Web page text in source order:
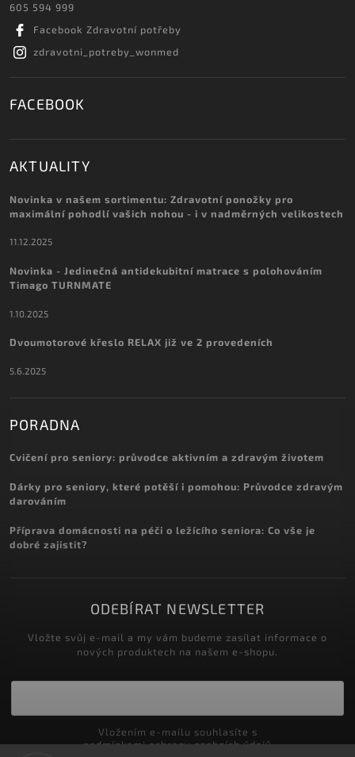
605 594 999
Facebook Zdravotní potřeby
zdravotni_potreby_wonmed
FACEBOOK
AKTUALITY
Novinka v našem sortimentu: Zdravotní ponožky pro
maximální pohodlí vašich nohou - i v nadměrných velikostech
11.12.2025
Novinka - Jedinečná antidekubitní matrace s polohováním
Timago TURNMATE
1.10.2025
Dvoumotorové křeslo RELAX již ve 2 provedeních
5.6.2025
PORADNA
Cvičení pro seniory: průvodce aktivním a zdravým životem
Dárky pro seniory, které potěší i pomohou: Průvodce zdravým
darováním
Příprava domácnosti na péči o ležícího seniora: Co vše je
dobré zajistit?
ODEBÍRAT NEWSLETTER
Vložte svůj e-mail a my vám budeme zasílat informace o
nových produktech na našem e-shopu.
podmínkami ochrany osobních údajů